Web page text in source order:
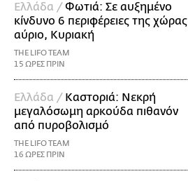
Ελλάδα / Φωτιά: Σε αυξημένο
κίνδυνο 6 περιφέρειες της χώρας
αύριο, Κυριακή
THE LIFO TEAM
15 ΩΡΕΣ ΠΡΙΝ
Ελλάδα / Καστοριά: Νεκρή
μεγαλόσωμη αρκούδα πιθανόν
από πυροβολισμό
THE LIFO TEAM
16 ΩΡΕΣ ΠΡΙΝ